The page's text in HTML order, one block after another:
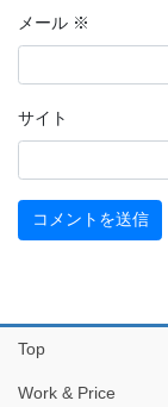
メール ※
サイト
Top
Work & Price